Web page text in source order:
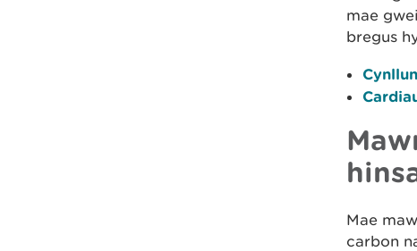
mae
bregus
Mae
carbon